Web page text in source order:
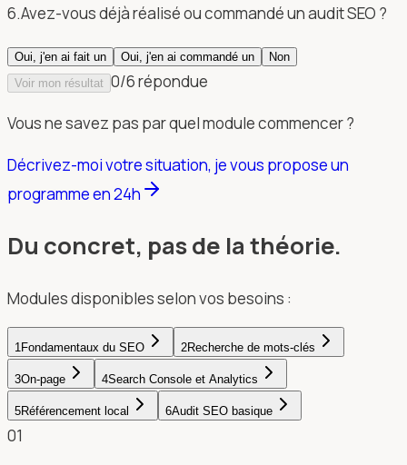
6.Avez-vous déjà réalisé ou commandé un audit SEO ?
Oui, j'en ai fait un Oui, j'en ai commandé un
Non
Voir mon résultat 0/6répondue
Vous ne savez pas par quel module commencer ?
Décrivez-moi votre situation, je vous propose un
programme en 24h
Du concret, pas de la théorie.
Modules disponibles selon vos besoins :
1 Fondamentaux du SEO 2Recherche de mots-clés
3On-page 4Search Console et Analytics
5Référencement local 6Audit SEO basique
01